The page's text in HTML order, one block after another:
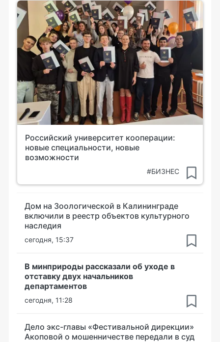
Российский университет кооперации:
новые специальности, новые
возможности
#БИЗНЕС
Дом на Зоологической в Калининграде
включили в реестр объектов культурного
наследия
сегодня, 15:37
В минприроды рассказали об уходе в
отставку двух начальников
департаментов
сегодня, 11:28
Дело экс-главы «Фестивальной дирекции»
Акоповой о мошенничестве передали в суд